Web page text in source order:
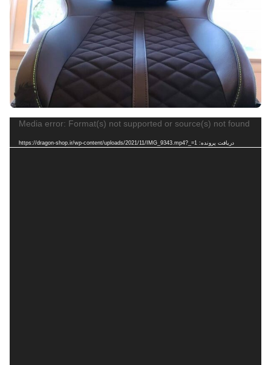
نمایشگر
Media error: Format(s) not supported or source(s) not found
دریافت پرونده: https://dragon-shop.ir/wp-content/uploads/2021/11/IMG_9343.mp4?_=1